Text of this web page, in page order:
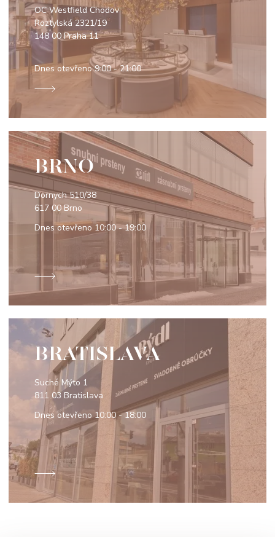
OC Westfield Chodov
Roztylská 2321/19
148 00 Praha 11
Dnes otevřeno9:00 - 21:00
BRNO
Dornych 510/38
617 00 Brno
Dnes otevřeno 10:00 - 19:00
BRATISLAVA
Suché Mýto 1
811 03 Bratislava
Dnes otevřeno10:00 - 18:00